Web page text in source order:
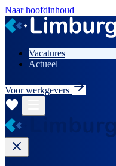
Naar hoofdinhoud
Vacatures
Actueel
Voor werkgevers